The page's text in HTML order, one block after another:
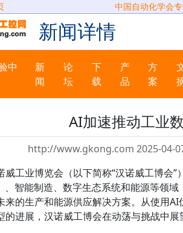
中国自动化学会
新闻详情
中
新
闻
论
坛
下
载
产
品
方
案
AI加速推动工业
http://www.gkong.com 2025-04-
威工业博览会（以下简称“汉诺威工博会
、智能制造、数字生态系统和能源等领
来的生产和能源供应解决方案。从使用
的进展，汉诺威工博会在动荡与挑战中展